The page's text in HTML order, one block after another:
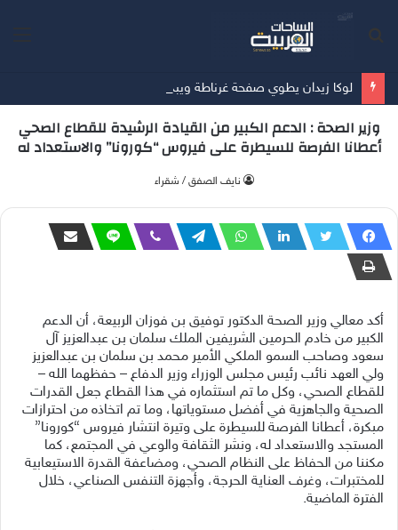
لوكا زيدان يطوي صفحة غرناطة ويبدأ تحدياً جديداً مع ليغانيس
وزير الصحة : الدعم الكبير من القيادة الرشيدة للقطاع الصحي
أعطانا الفرصة للسيطرة على فيروس “كورونا” والاستعداد له
‫نايف الصفق / شقراء
أكد معالي وزير الصحة الدكتور توفيق بن فوزان الربيعة، أن الدعم
الكبير من خادم الحرمين الشريفين الملك سلمان بن عبدالعزيز آل
سعود وصاحب السمو الملكي الأمير محمد بن سلمان بن عبدالعزيز
ولي العهد نائب رئيس مجلس الوزراء وزير الدفاع – حفظهما الله –
للقطاع الصحي، وكل ما تم استثماره في هذا القطاع جعل القدرات
الصحية والجاهزية في أفضل مستوياتها، وما تم اتخاذه من احترازات
مبكرة، أعطانا الفرصة للسيطرة على وتيرة انتشار فيروس “كورونا”
المستجد والاستعداد له، ونشر الثقافة والوعي في المجتمع، كما
مكننا من الحفاظ على النظام الصحي، ومضاعفة القدرة الاستيعابية
للمختبرات، وغرف العناية الحرجة، وأجهزة التنفس الصناعي، خلال
الفترة الماضية.